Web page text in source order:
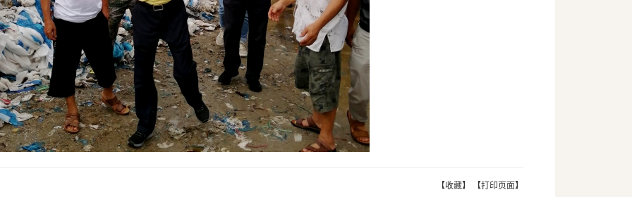
【收藏】 【打印页面】